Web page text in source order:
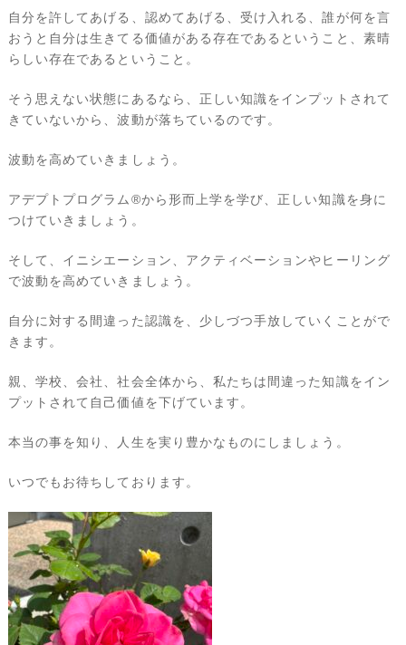
自分を許してあげる、認めてあげる、受け入れる、誰が何を言
おうと自分は生きてる価値がある存在であるということ、素晴
らしい存在であるということ。
そう思えない状態にあるなら、正しい知識をインプットされて
きていないから、波動が落ちているのです。
波動を高めていきましょう。
アデプトプログラム®︎から形而上学を学び、正しい知識を身に
つけていきましょう。
そして、イニシエーション、アクティベーションやヒーリング
で波動を高めていきましょう。
自分に対する間違った認識を、少しづつ手放していくことがで
きます。
親、学校、会社、社会全体から、私たちは間違った知識をイン
プットされて自己価値を下げています。
本当の事を知り、人生を実り豊かなものにしましょう。
いつでもお待ちしております。